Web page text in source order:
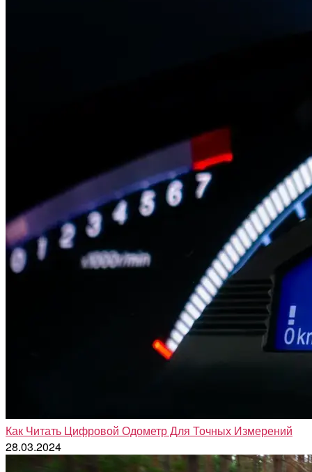
Как Читать Цифровой Одометр Для Точных Измерений
28.03.2024